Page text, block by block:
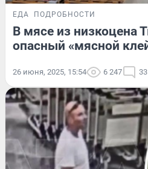
ЕДА ПОДРОБНОСТИ
В мясе из низкоцена
опасный «мясной
26 июня, 2025, 15:54 6 247 33